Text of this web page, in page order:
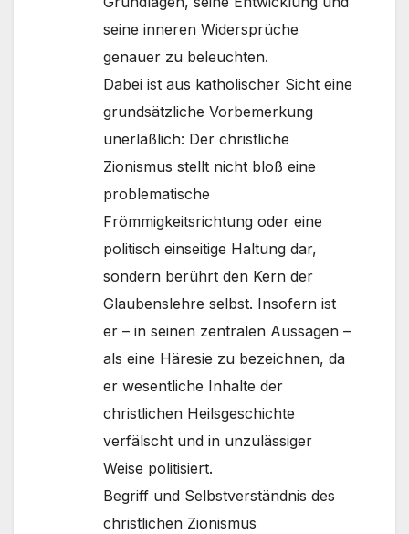
seine inneren Widersprüche
genauer zu beleuchten.
Dabei ist aus katholischer Sicht eine
grundsätzliche Vorbemerkung
unerläßlich: Der christliche
Zionismus stellt nicht bloß eine
problematische
Frömmigkeitsrichtung oder eine
politisch einseitige Haltung dar,
sondern berührt den Kern der
Glaubenslehre selbst. Insofern ist
er – in seinen zentralen Aussagen –
als eine Häresie zu bezeichnen, da
er wesentliche Inhalte der
christlichen Heilsgeschichte
verfälscht und in unzulässiger
Weise politisiert.
Begriff und Selbstverständnis des
christlichen Zionismus